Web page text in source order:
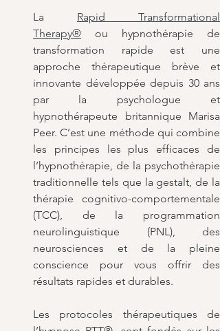
La Rapid Transformational
Therapy® ou hypnothérapie de
transformation rapide est une
approche thérapeutique brève et
innovante développée depuis 30 ans
par la psychologue et
hypnothérapeute britannique Marisa
Peer. C’est une méthode qui combine
les principes les plus efficaces de
l’hypnothérapie, de la psychothérapie
traditionnelle tels que la gestalt, de la
thérapie cognitivo-comportementale
(TCC), de la programmation
neurolinguistique (PNL), des
neurosciences et de la pleine
conscience pour vous offrir des
résultats rapides et durables.
Les protocoles thérapeutiques de